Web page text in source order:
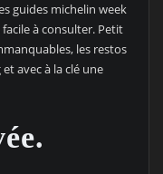
guides michelin week
à consulter. Petit
les restos
avec à la clé une